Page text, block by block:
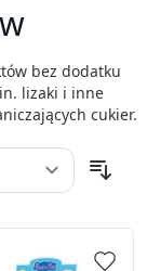
bez dodatku
lizaki i inne
cukier.